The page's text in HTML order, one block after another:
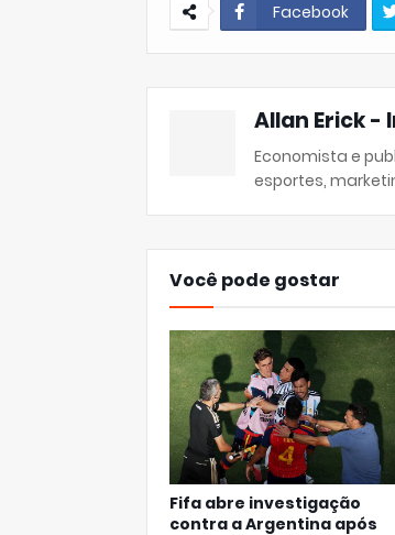
Facebook
Allan Erick -
Economista e
esportes,
Você pode gostar
Fifa abre investigação
contra a Argentina após